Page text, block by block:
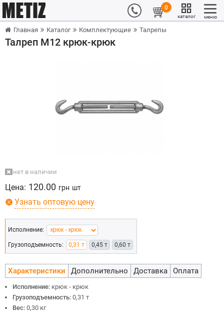
0
каталог меню
Главная Каталог Комплектующие Талрепы
Талреп М12 крюк-крюк
нет в наличии
Цена: 120.00 грн шт
Узнать оптовую цену
Исполнение:
Грузоподъемность: 0,31 т 0,45 т 0,60 т
Характеристики Дополнительно Доставка Оплата
Исполнение: крюк - крюк
Грузоподъемность: 0,31 т
Вес: 0,30 кг